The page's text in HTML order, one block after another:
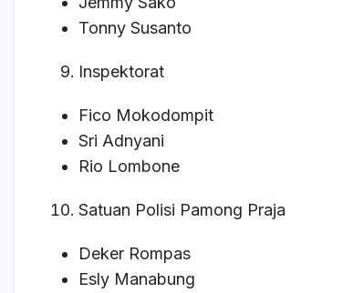
Tonny Susanto
Inspektorat
Fico Mokodompit
Sri Adnyani
Rio Lombone
Satuan Polisi Pamong Praja
Deker Rompas
Esly Manabung